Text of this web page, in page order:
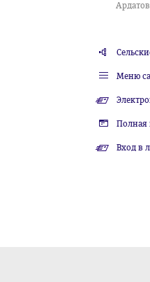
Меню
Полная
Вход в